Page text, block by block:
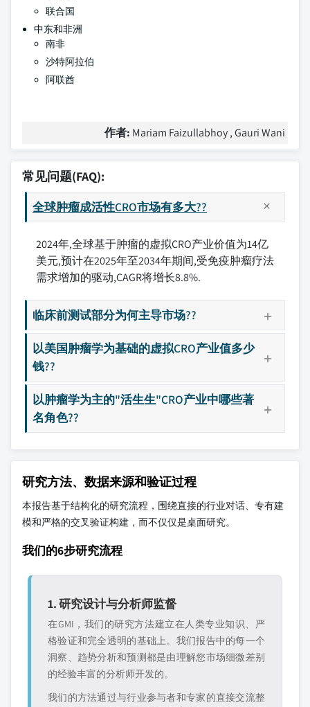
联合国
中东和非洲
南非
沙特阿拉伯
阿联酋
作者: Mariam Faizullabhoy , Gauri Wani
常见问题(FAQ):
全球肿瘤成活性CRO市场有多大??
2024年,全球基于肿瘤的虚拟CRO产业价值为14亿
美元,预计在2025年至2034年期间,受免疫肿瘤疗法
需求增加的驱动,CAGR将增长8.8%.
临床前测试部分为何主导市场??
以美国肿瘤学为基础的虚拟CRO产业值多少
钱??
以肿瘤学为主的"活生生"CRO产业中哪些著
名角色??
研究方法、数据来源和验证过程
本报告基于结构化的研究流程，围绕直接的行业对话、专有建
模和严格的交叉验证构建，而不仅仅是桌面研究。
我们的6步研究流程
1. 研究设计与分析师监督
在GMI，我们的研究方法建立在人类专业知识、严
格验证和完全透明的基础上。我们报告中的每一个
洞察、趋势分析和预测都是由理解您市场细微差别
的经验丰富的分析师开发的。
我们的方法通过与行业参与者和专家的直接交流整